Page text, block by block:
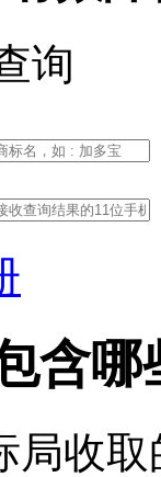
询
含哪
局收